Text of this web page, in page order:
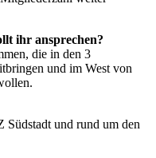
ihr ansprechen?
die in den 3
und im West von
und rund um den